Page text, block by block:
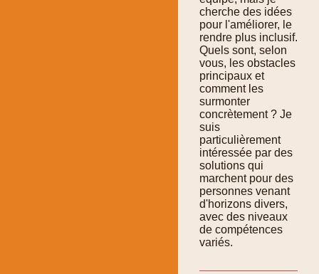
cherche des idées
pour l'améliorer, le
rendre plus inclusif.
Quels sont, selon
vous, les obstacles
principaux et
comment les
surmonter
concrètement ? Je
suis
particulièrement
intéressée par des
solutions qui
marchent pour des
personnes venant
d'horizons divers,
avec des niveaux
de compétences
variés.